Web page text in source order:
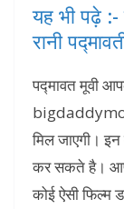
यह भी पढ़े
रानी
पद्मावत मूवी
मिल जाएगी।
कर सकते है।
कोई ऐसी फिल्म